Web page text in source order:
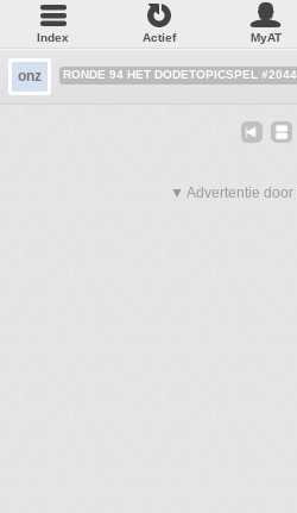
Index Actief MyAT
onz RONDE 94 HET DODETOPICSPEL
▼ Advertentie door